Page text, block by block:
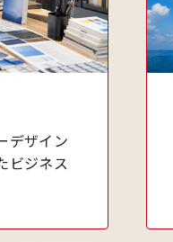
デザイン
ビジネス